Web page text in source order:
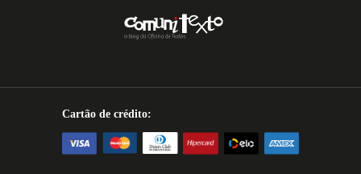
Cartão de crédito: